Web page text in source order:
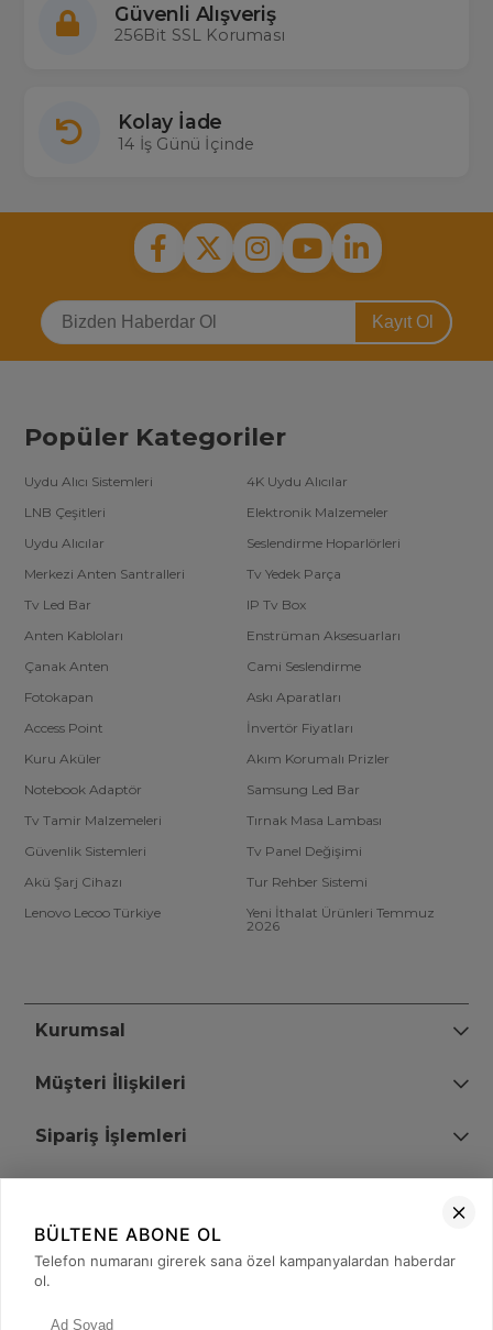
Güvenli Alışveriş
256Bit SSL Koruması
Kolay İade
14 İş Günü İçinde
Kayıt Ol
Popüler Kategoriler
Uydu Alıcı Sistemleri
4K Uydu Alıcılar
LNB Çeşitleri
Elektronik Malzemeler
Uydu Alıcılar
Seslendirme Hoparlörleri
Merkezi Anten Santralleri
Tv Yedek Parça
Tv Led Bar
IP Tv Box
Anten Kabloları
Enstrüman Aksesuarları
Çanak Anten
Cami Seslendirme
Fotokapan
Askı Aparatları
Access Point
İnvertör Fiyatları
Kuru Aküler
Akım Korumalı Prizler
Notebook Adaptör
Samsung Led Bar
Tv Tamir Malzemeleri
Tırnak Masa Lambası
Güvenlik Sistemleri
Tv Panel Değişimi
Akü Şarj Cihazı
Tur Rehber Sistemi
Lenovo Lecoo Türkiye
Yeni İthalat Ürünleri Temmuz
2026
Kurumsal
Müşteri İlişkileri
Sipariş İşlemleri
+90 (850) 473 08 08
BÜLTENE ABONE OL
Telefon numaranı girerek sana özel kampanyalardan haberdar
ol.